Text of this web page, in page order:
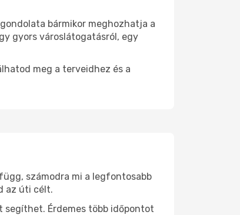
bármikor meghozhatja a
gyors városlátogatásról, egy
meg a terveidhez és a
számodra mi a legfontosabb
az úti célt.
segíthet. Érdemes több időpontot